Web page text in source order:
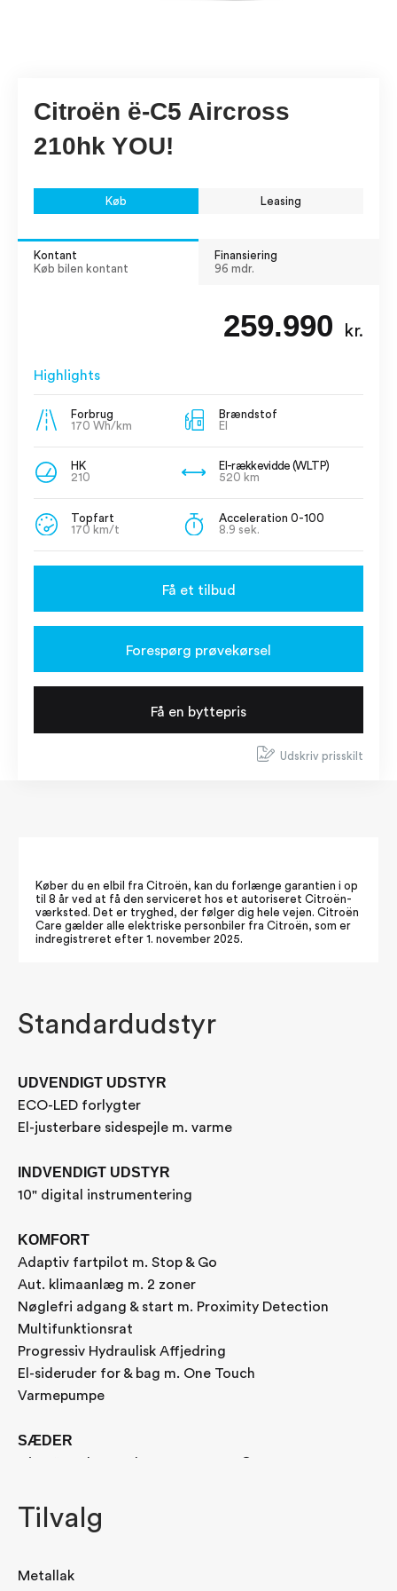
Citroën ë-C5 Aircross
210hk YOU!
Køb Leasing
Kontant
Køb bilen kontant
Finansiering
96 mdr.
259.990 kr.
Highlights
Forbrug
170 Wh/km
Brændstof
El
HK
210
El-rækkevidde (WLTP)
520 km
Topfart
170 km/t
Acceleration 0-100
8.9 sek.
Få et tilbud
Forespørg prøvekørsel
Få en byttepris
Udskriv prisskilt
Køber du en elbil fra Citroën, kan du forlænge garantien i op
til 8 år ved at få den serviceret hos et autoriseret Citroën-
værksted. Det er tryghed, der følger dig hele vejen. Citroën
Care gælder alle elektriske personbiler fra Citroën, som er
indregistreret efter 1. november 2025.
Standardudstyr
UDVENDIGT UDSTYR
ECO-LED forlygter
El-justerbare sidespejle m. varme
INDVENDIGT UDSTYR
10" digital instrumentering
KOMFORT
Adaptiv fartpilot m. Stop & Go
Aut. klimaanlæg m. 2 zoner
Nøglefri adgang & start m. Proximity Detection
Multifunktionsrat
Progressiv Hydraulisk Affjedring
El-sideruder for & bag m. One Touch
Varmepumpe
SÆDER
Individuelt nedfældelige bagsæder (40/20/40)
6 airbags
Tilvalg
Metallak